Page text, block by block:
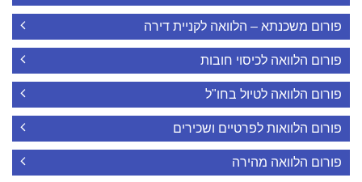
פורום משכנתא – הלוואה לקניית דירה
פורום הלוואה לכיסוי חובות
פורום הלוואה לטיול בחו"ל
פורום הלוואות לפרטיים ושכירים
פורום הלוואה מהירה